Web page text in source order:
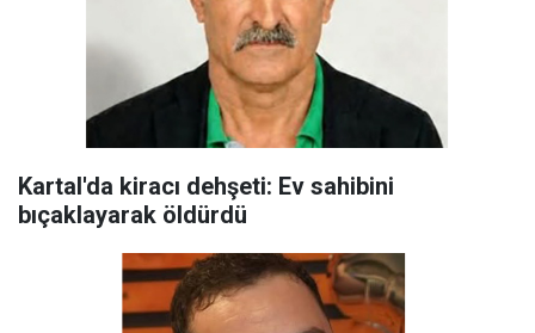
Kartal'da kiracı dehşeti: Ev sahibini
bıçaklayarak öldürdü